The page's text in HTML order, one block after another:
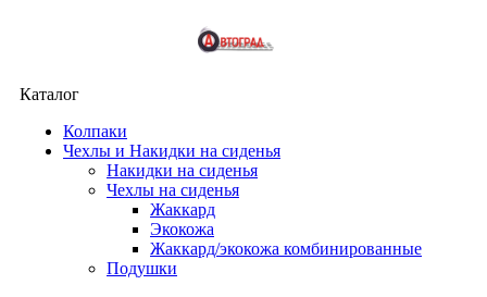
Каталог
Колпаки
Чехлы и Накидки на сиденья
Накидки на сиденья
Чехлы на сиденья
Жаккард
Экокожа
Жаккард/экокожа комбинированные
Подушки